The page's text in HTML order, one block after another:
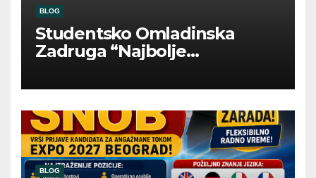
BLOG
Studentsko Omladinska
Zadruga “Najbolje
BLOG